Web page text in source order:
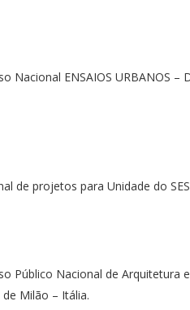
Nacional ENSAIOS URBANOS
de projetos para Unidade do
Público Nacional de Arquitetura
Milão – Itália.